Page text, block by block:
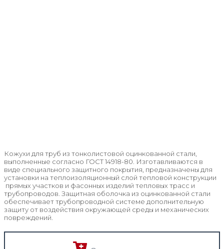
Кожухи для труб из тонколистовой оцинкованной стали,
выполненные согласно ГОСТ 14918-80. Изготавливаются в
виде специального защитного покрытия, предназначены для
установки на теплоизоляционный слой тепловой конструкции
прямых участков и фасонных изделий тепловых трасс и
трубопроводов. Защитная оболочка из оцинкованной стали
обеспечивает трубопроводной системе дополнительную
защиту от воздействия окружающей среды и механических
повреждений.